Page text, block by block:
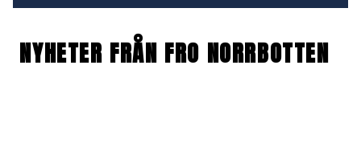
NYHETER FRÅN FRO NORRBOTTEN